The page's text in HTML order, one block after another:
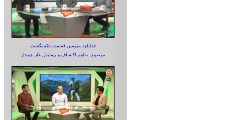
دانلود سومین قسمت «کوه‌گشت»
موضوع: تداوم اکتشاف و پیمایش غار جوجار